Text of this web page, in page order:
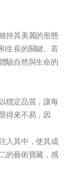
持其美麗的形態
生長的關鍵。若
驗自然與生命的
穩定品質，讓每
得來不易，因
入其中，使其成
的藝術寶藏，感